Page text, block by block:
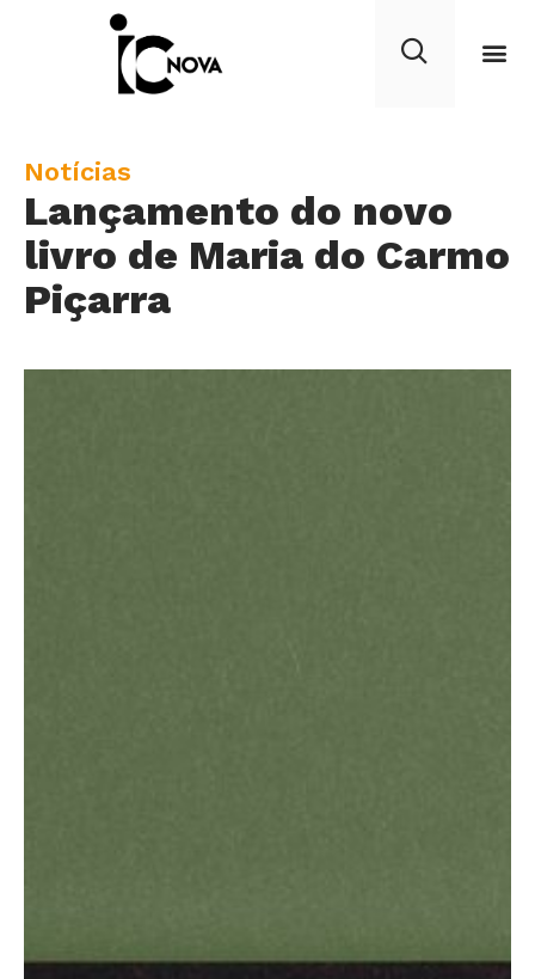
Lançamento do novo
livro de Maria do Carmo
Piçarra
C
a
t
e
g
r
Notícias